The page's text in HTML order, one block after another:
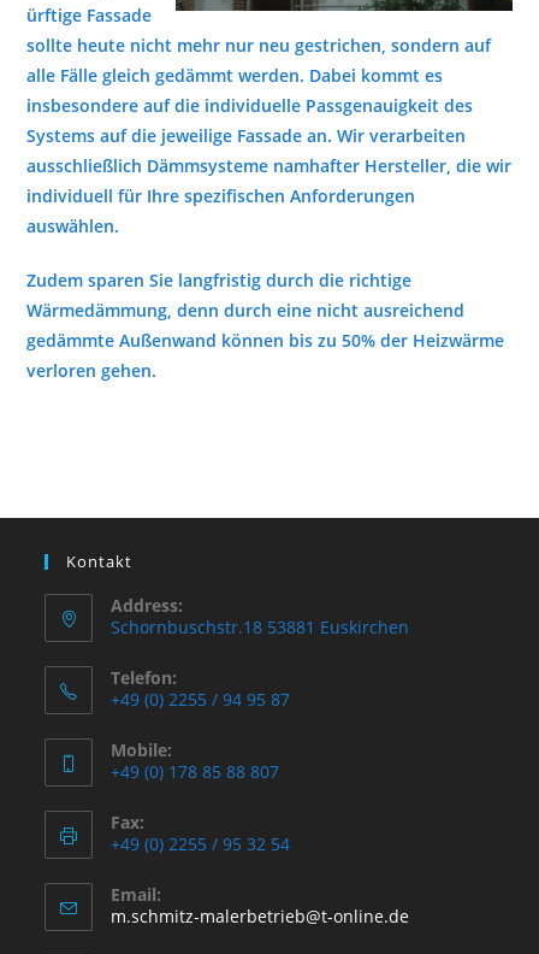
ürftige Fassade
sollte heute nicht mehr nur neu gestrichen, sondern auf
alle Fälle gleich gedämmt werden. Dabei kommt es
insbesondere auf die individuelle Passgenauigkeit des
Systems auf die jeweilige Fassade an. Wir verarbeiten
ausschließlich Dämmsysteme namhafter Hersteller, die wir
individuell für Ihre spezifischen Anforderungen
auswählen.
Zudem sparen Sie langfristig durch die richtige
Wärmedämmung, denn durch eine nicht ausreichend
gedämmte Außenwand können bis zu 50% der Heizwärme
verloren gehen.
Kontakt
Address:
Schornbuschstr.18 53881 Euskirchen
Telefon:
+49 (0) 2255 / 94 95 87
Mobile:
+49 (0) 178 85 88 807
Fax:
+49 (0) 2255 / 95 32 54
Email:
m.schmitz-malerbetrieb@t-online.deOpens